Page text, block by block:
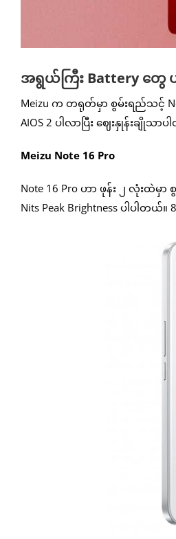
အရွယ်ကြီး Battery တွေ ပ
Meizu က တရုတ်မှာ စွမ်းရည်သင့်
AIOS 2 ပါလာပြီး ဈေးနှုန်းချိုသာ
Meizu Note 16 Pro
Note 16 Pro ဟာ ဖုန်း ၂ လုံးထဲမှာ
Nits Peak Brightness ပါပါတ